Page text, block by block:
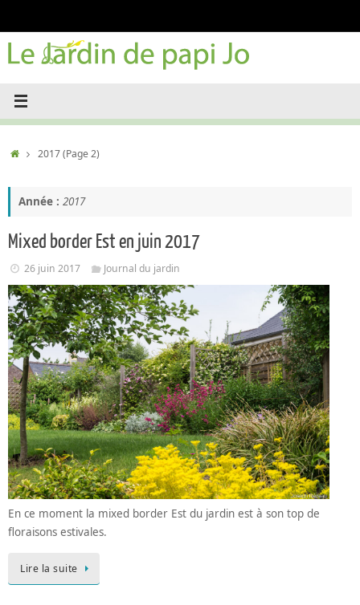
contenu
Accueil
2017(Page 2)
Année : 2017
Mixed border Est en juin 2017
26 juin 2017 Journal du jardin
En ce moment la mixed border Est du jardin est à son top de
floraisons estivales.
Lire la suite